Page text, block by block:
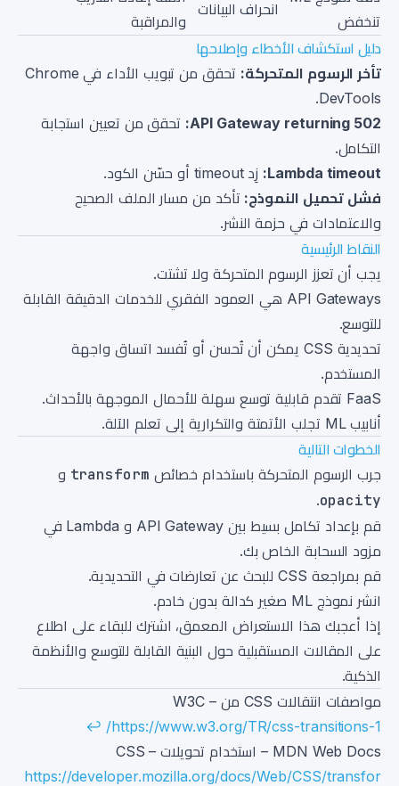
تنخفض
انحراف البيانات
والمراقبة
دليل استكشاف الأخطاء وإصلاحها
تأخر الرسوم المتحركة:
تحقق من تبويب الأداء في Chrome
DevTools.
API Gateway returning 502: تحقق من تعيين استجابة
التكامل.
Lambda timeout: زِد timeout أو حسّن الكود.
فشل تحميل النموذج: تأكد من مسار الملف الصحيح
والاعتمادات في حزمة النشر.
النقاط الرئيسية
يجب أن تعزز الرسوم المتحركة ولا تشتت.
API Gateways هي العمود الفقري للخدمات الدقيقة القابلة
للتوسع.
تحديدية CSS يمكن أن تُحسن أو تُفسد اتساق واجهة
المستخدم.
FaaS تقدم قابلية توسع سهلة للأحمال الموجهة بالأحداث.
أنابيب ML تجلب الأتمتة والتكرارية إلى تعلم الآلة.
الخطوات التالية
جرب الرسوم المتحركة باستخدام خصائص transform و
opacity
.
قم بإعداد تكامل بسيط بين API Gateway و Lambda في
مزود السحابة الخاص بك.
قم بمراجعة CSS للبحث عن تعارضات في التحديدية.
انشر نموذج ML صغير كدالة بدون خادم.
إذا أعجبك هذا الاستعراض المعمق، اشترك للبقاء على اطلاع
على المقالات المستقبلية حول البنية القابلة للتوسع والأنظمة
الذكية.
الملاحظات
مواصفات انتقالات CSS من W3C –
https://www.w3.org/TR/css-transitions-1/
↩
MDN Web Docs – استخدام تحويلات CSS –
https://developer.mozilla.org/docs/Web/CSS/transfor